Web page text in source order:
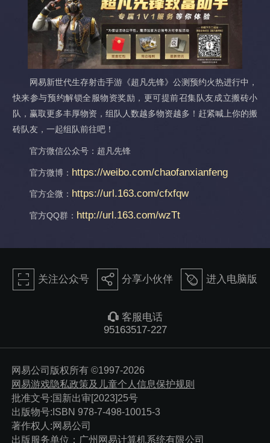
网易新世代生存射击手游《超凡先锋》公测预约火热进行中，
快来参与预约解锁全服物资奖励，更可提前召集队友成立搬砖小
队，赢取更多丰厚物资，组队人数越多物资越多！赶紧喊上你的搬
砖队友，一起组队前往吧！
官方微信公众号：超凡先锋
官方微博： https://weibo.com/chaofanxianfeng
官方企微： https://url.163.com/cfxfqw
官方QQ群： http://url.163.com/wzTt
򰀁 关注公众号 򰀂 分享小伙伴 򰀄 进入电脑版
򰀃 客服电话
95163517-227
网易公司版权所有 ©1997-2026
网易游戏隐私政策及儿童个人信息保护规则
批准文号:国新出审[2023]25号
出版物号:ISBN 978-7-498-10015-3
著作权人:网易公司
出版服务单位：广州网易计算机系统有限公司